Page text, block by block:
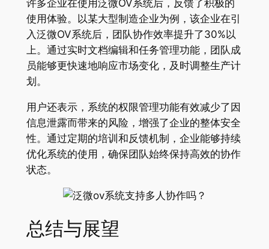
许多企业在使用泛微OV系统后，反馈了积极的
使用体验。以某大型制造企业为例，该企业在引
入泛微OV系统后，团队协作效率提升了30%以
上。通过实时文档编辑和任务管理功能，团队成
员能够更快速地响应市场变化，及时调整生产计
划。
用户还表示，系统的权限管理功能有效减少了因
信息泄露而带来的风险，增强了企业的整体安全
性。通过定期的培训和反馈机制，企业能够持续
优化系统的使用，确保团队始终保持高效的协作
状态。
总结与展望